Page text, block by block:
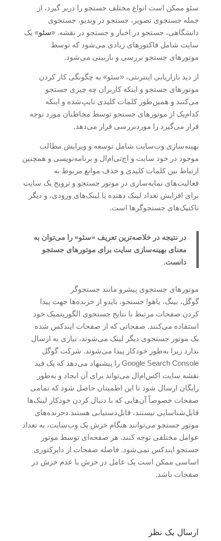
سئو ممکن است انواع مختلف جستجو را دربر گیرد، از
جمله جستجوی تصویر، جستجو در ویدیو، جستجوی
دانشگاهی، جستجو در اخبار و جستجو در نقشه. «سئو» یک
سایت شامل فاکتورهای زیادی می‌شود که توسط
موتورهای جستجو بررسی و بازبینی می‌شود.
از دید بازاریابی اینترنتی، «سئو» به چگونگی کار کردن
موتورهای جستجو و اینکه کاربران چه چیزی جستجو
می‌کنند و همین‌طور کلمات کلیدی تایپ‌شده و اینکه
کدام‌یک از موتورهای جستجو توسط مخاطبان مورد توجه
قرار می‌گیرد را موردبررسی قرار می‌دهد.
بهینه‌سازی وب‌سایت شامل توسعه و ویرایش مطالب
موجود در خود سایت و اچ‌تی‌ام‌ال و برنامه‌نویسی و همچنین
ارتباط بین کلمات کلیدی و حذف موانع مربوط به
فعالیت‌های نمایه‌سازی در موتور جستجو و ترویج یک سایت
برای افزایش تعداد لینک دهنده یا لینک‌های ورودی، و دیگر
تاکتیک‌های جستجوگرها است.
در نتیجه در خلاصه‌ترین تعریف «سئو» را می‌توان به
معنای بهینه‌سازی سایت برای موتورهای جستجو
دانست.
موتورهای جستجوی پیشرو مانند جستجوگر
گوگل، بینگ، یاهو! جستجو، بایدو از خزنده‌ها جهت پیدا
کردن صفحات مرتبط با نتایج جستجوی الگوریتمیک خود
استفاده می‌کنند. صفحاتی که از صفحات ایندکس شده
یک موتور جستجوی دیگر لینک می‌شوند، نیازی به ارسال
ندارد زیرا به‌طور خودکار پیدا می‌شوند. شرکت گوگل
Google Search Console را پیشنهاد می‌دهد که یک فید
نقشه سایت اکس‌ام‌ال می‌تواند برای آن ایجاد و به‌طور
رایگان ارسال شود تا این اطمینان حاصل شود که تمامی
صفحات خصوصاً آن‌هایی که با دنبال کردن خودکار لینک‌ها
قابل‌شناسایی نیستند، قابل‌دستیابی هستند.دخزنده‌های
موتور جستجو می‌توانند هنگام خزش یک وب‌سایت، به تعداد
عوامل مختلفی توجه کنند. هر صفحه‌ای توسط موتور
جستجو ایندکس نمی‌شود. فاصله صفحات از دایرکتوری
اساسی ممکن است یک عامل در خزش یا عدم خزش در
صفحات باشد.
ارسال یک نظر